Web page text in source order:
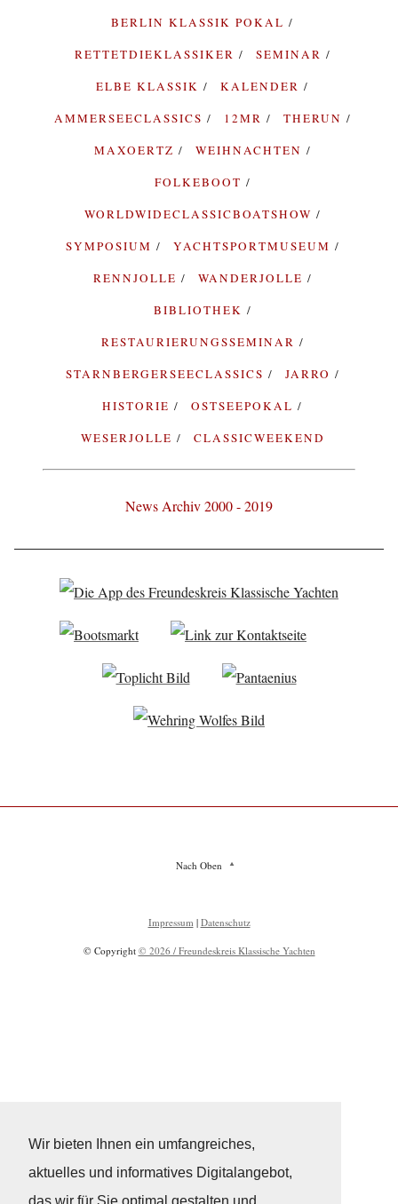
Wir bieten Ihnen ein umfangreiches,
aktuelles und informatives Digitalangebot,
BERLIN KLASSIK POKAL
RETTETDIEKLASSIKER
SEMINAR
ELBE KLASSIK
KALENDER
AMMERSEECLASSICS
12MR
THERUN
MAXOERTZ
WEIHNACHTEN
FOLKEBOOT
WORLDWIDECLASSICBOATSHOW
SYMPOSIUM
YACHTSPORTMUSEUM
RENNJOLLE
WANDERJOLLE
BIBLIOTHEK
RESTAURIERUNGSSEMINAR
STARNBERGERSEECLASSICS
JARRO
HISTORIE
OSTSEEPOKAL
WESERJOLLE
CLASSICWEEKEND
News Archiv 2000 - 2019
Nach Oben
Impressum | Datenschutz
© Copyright © 2026 / Freundeskreis Klassische Yachten